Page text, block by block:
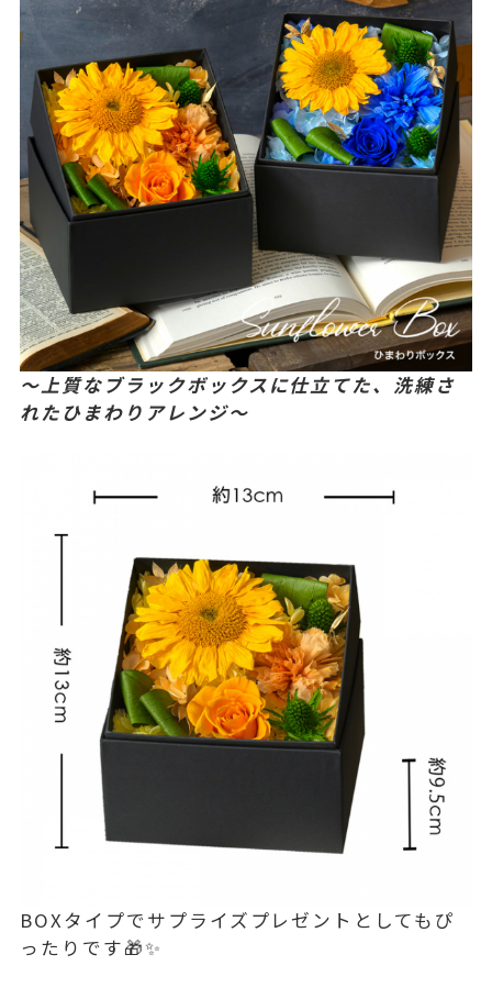
〜上質なブラックボックスに仕立てた、洗練さ
れたひまわりアレンジ〜
BOXタイプでサプライズプレゼントとしてもぴ
ったりです🎁✨